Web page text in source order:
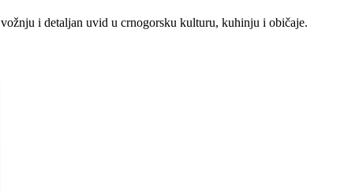
i detaljan uvid u crnogorsku kulturu, kuhinju i običaje.